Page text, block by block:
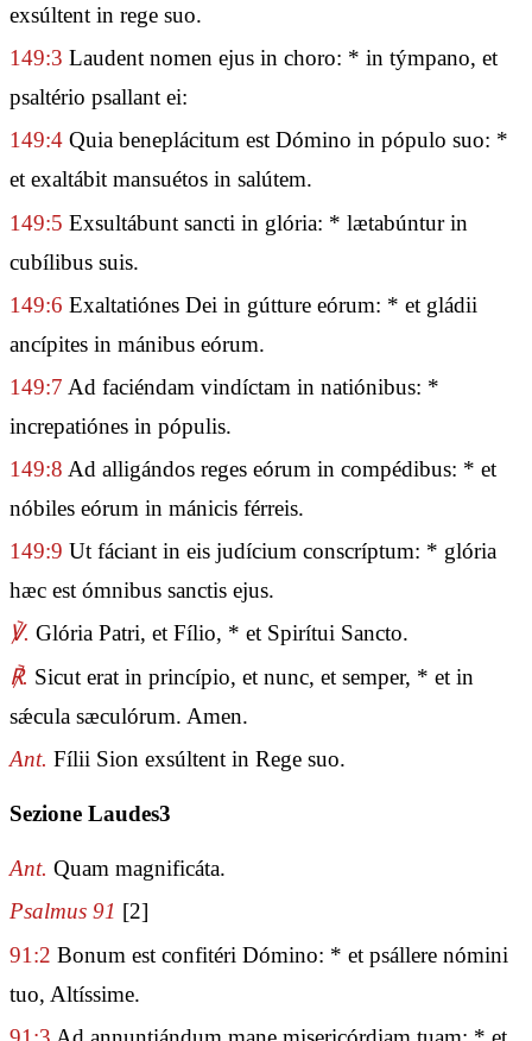
exsúltent in rege suo.
149:3 Laudent nomen ejus in choro: * in týmpano, et
psaltério psallant ei:
149:4 Quia beneplácitum est Dómino in pópulo suo: *
et exaltábit mansuétos in salútem.
149:5 Exsultábunt sancti in glória: * lætabúntur in
cubílibus suis.
149:6 Exaltatiónes Dei in gútture eórum: * et gládii
ancípites in mánibus eórum.
149:7 Ad faciéndam vindíctam in natiónibus: *
increpatiónes in pópulis.
149:8 Ad alligándos reges eórum in compédibus: * et
nóbiles eórum in mánicis férreis.
149:9 Ut fáciant in eis judícium conscríptum: * glória
hæc est ómnibus sanctis ejus.
℣. Glória Patri, et Fílio, * et Spirítui Sancto.
℟. Sicut erat in princípio, et nunc, et semper, * et in
sǽcula sæculórum. Amen.
Ant. Fílii Sion exsúltent in Rege suo.
Sezione Laudes3
Ant. Quam magnificáta.
Psalmus 91 [2]
91:2 Bonum est confitéri Dómino: * et psállere nómini
tuo, Altíssime.